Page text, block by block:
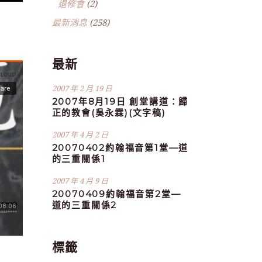
退修會(2)
最新消息(258)
最新
2007 年 2 月 19 日
2007年8月19日 創堂講道：歸
正的教會(吳永霖)(文字稿)
2007 年 4 月 2 日
20070402約翰福音第1堂—道
的三重關係1
2007 年 4 月 9 日
20070409約翰福音第2堂—
道的三重關係2
標籤